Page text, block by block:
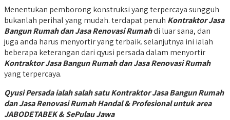
Menentukan pemborong konstruksi yang terpercaya sungguh
bukanlah perihal yang mudah. terdapat penuh Kontraktor Jasa
Bangun Rumah dan Jasa Renovasi Rumahdi luar sana, dan
juga anda harus menyortir yang terbaik. selanjutnya ini ialah
beberapa keterangan dari qyusi persada dalam menyortir
Kontraktor Jasa Bangun Rumah dan Jasa Renovasi Rumah
yang terpercaya.
Qyusi Persada ialah salah satu Kontraktor Jasa Bangun Rumah
dan Jasa Renovasi Rumah Handal & Profesional untuk area
JABODETABEK & SePulau Jawa